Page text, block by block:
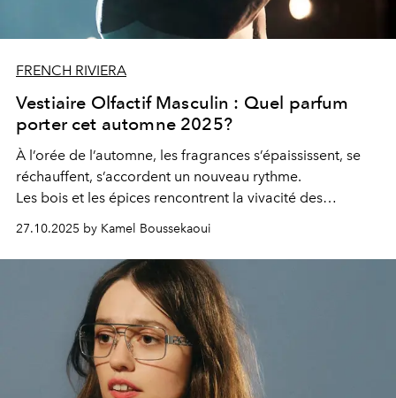
FRENCH RIVIERA
Vestiaire Olfactif Masculin : Quel parfum
porter cet automne 2025?
À l’orée de l’automne, les fragrances s’épaississent, se
réchauffent, s’accordent un nouveau rythme.
Les bois et les épices rencontrent la vivacité des
ombre et clarté.
Une écriture olfactive qui affirme la personnalité autant
qu’elle la révèle.
Un vestiaire olfactif d’automne où chaque sillage devient
27.10.2025 by Kamel Boussekaoui